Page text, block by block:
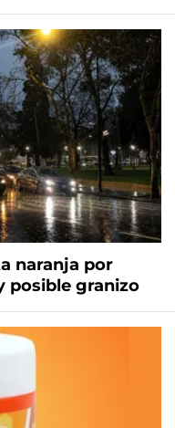
naranja por
posible granizo